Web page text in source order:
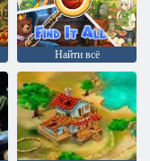
Найти всё